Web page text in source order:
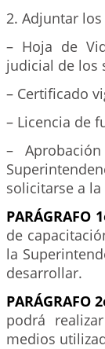
2. Adjuntar
– Hoja de
judicial de los
– Certificado
– Licencia de
–
solicitarse a
PARÁGRAFO
de
la
desarrollar.
PARÁGRAFO
podrá
medios